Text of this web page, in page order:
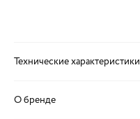
Технические характеристики
О бренде